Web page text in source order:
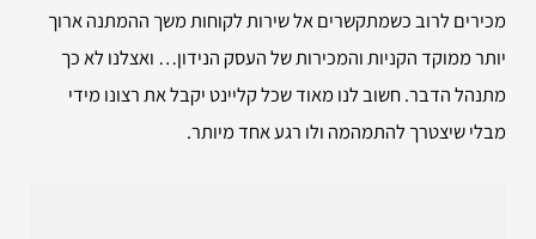
מכירים לרוב כשמתקשרים אל שירות לקוחות משך ההמתנה ארוך
יותר ממוקד הקניות והמכירות של העסק הנידון… ואצלנו לא כך
מתנהל הדבר. חשוב לנו מאוד שכל קליינט יקבל את רצונו מידי
מבלי שיצטרך להתמהמה ולו רגע אחד מיותר.